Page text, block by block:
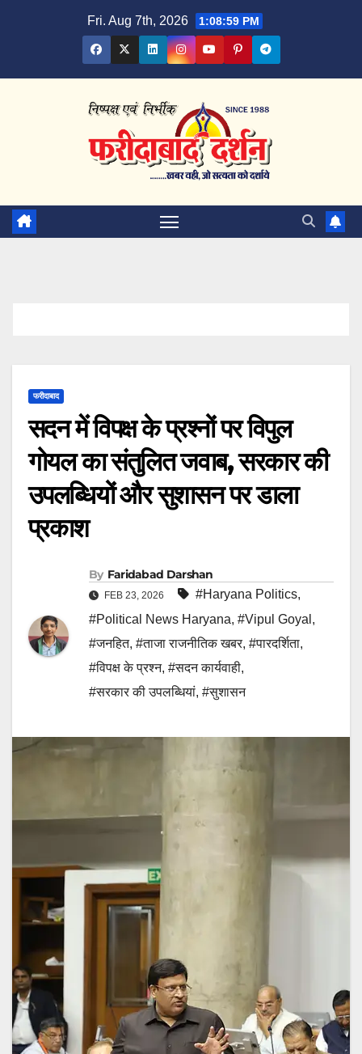
Fri. Aug 7th, 2026 1:09:00 PM
फरीदाबाद
सदन में विपक्ष के प्रश्नों पर विपुल
गोयल का संतुलित जवाब, सरकार की
उपलब्धियों और सुशासन पर डाला
प्रकाश
By Faridabad Darshan
FEB 23, 2026 #Haryana Politics,
#Political News Haryana, #Vipul Goyal ,
#जनहित, #ताजा राजनीतिक खबर, #पारदर्शिता,
#विपक्ष के प्रश्न, #सदन कार्यवाही,
#सरकार की उपलब्धियां, #सुशासन